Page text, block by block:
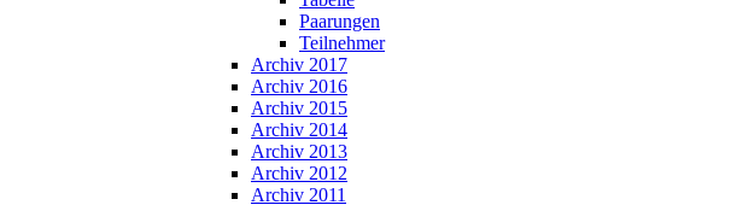
Paarungen
Teilnehmer
Archiv 2017
Archiv 2016
Archiv 2015
Archiv 2014
Archiv 2013
Archiv 2012
Archiv 2011